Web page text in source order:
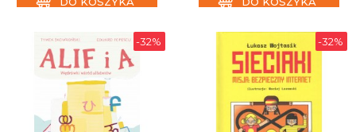
-32% -32%